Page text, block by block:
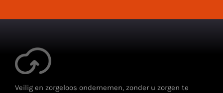
Veilig en zorgeloos ondernemen, zonder u zorgen te